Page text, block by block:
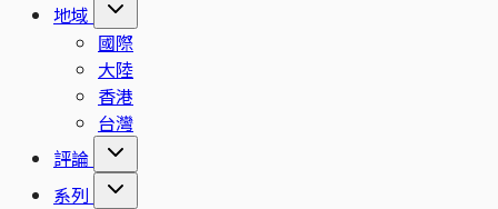
地域
國際
大陸
香港
台灣
評論
系列